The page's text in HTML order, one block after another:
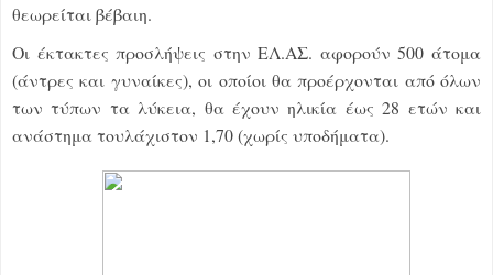
θεωρείται βέβαιη.
Οι έκτακτες προσλήψεις στην ΕΛ.ΑΣ. αφορούν 500 άτομα
(άντρες και γυναίκες), οι οποίοι θα προέρχονται από όλων
των τύπων τα λύκεια, θα έχουν ηλικία έως 28 ετών και
ανάστημα τουλάχιστον 1,70 (χωρίς υποδήματα).